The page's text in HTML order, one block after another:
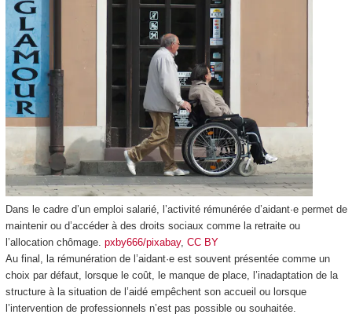
Dans le cadre d’un emploi salarié, l’activité rémunérée d’aidant·e permet de
maintenir ou d’accéder à des droits sociaux comme la retraite ou
l’allocation chômage. pxby666/pixabay, CC BY
Au final, la rémunération de l’aidant·e est souvent présentée comme un
choix par défaut, lorsque le coût, le manque de place, l’inadaptation de la
structure à la situation de l’aidé empêchent son accueil ou lorsque
l’intervention de professionnels n’est pas possible ou souhaitée.